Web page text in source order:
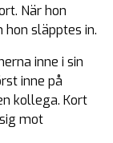
När hon
släpptes in.
inne i sin
inne på
kollega. Kort
mot